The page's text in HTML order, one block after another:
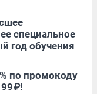
специальное
год обучения
по промокоду